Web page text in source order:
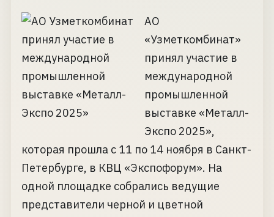
АО
«Узметкомбинат»
принял участие в
международной
промышленной
выставке «Металл-
Экспо 2025»,
которая прошла с 11 по 14 ноября в Санкт-
Петербурге, в КВЦ «Экспофорум». На
одной площадке собрались ведущие
представители черной и цветной